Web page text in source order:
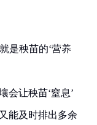
是秧苗的‘营养
会让秧苗‘窒息’
能及时排出多余